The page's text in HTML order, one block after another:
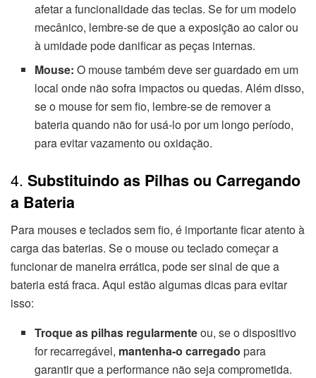
afetar a funcionalidade das teclas. Se for um modelo
mecânico, lembre-se de que a exposição ao calor ou
à umidade pode danificar as peças internas.
Mouse: O mouse também deve ser guardado em um
local onde não sofra impactos ou quedas. Além disso,
se o mouse for sem fio, lembre-se de remover a
bateria quando não for usá-lo por um longo período,
para evitar vazamento ou oxidação.
4. Substituindo as Pilhas ou Carregando
a Bateria
Para mouses e teclados sem fio, é importante ficar atento à
carga das baterias. Se o mouse ou teclado começar a
funcionar de maneira errática, pode ser sinal de que a
bateria está fraca. Aqui estão algumas dicas para evitar
isso:
Troque as pilhas regularmenteou, se o dispositivo
for recarregável, mantenha-o carregado para
garantir que a performance não seja comprometida.